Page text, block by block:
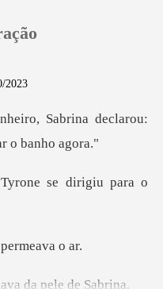
0
2023
, Sabrina declarou:
se diri
da